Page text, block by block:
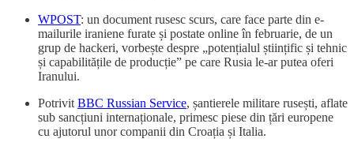
WPOST: un document rusesc scurs, care face parte din e-
mailurile iraniene furate și postate online în februarie, de un
grup de hackeri, vorbește despre „potențialul științific și tehnic
și capabilitățile de producție” pe care Rusia le-ar putea oferi
Iranului.
Potrivit BBC Russian Service, șantierele militare rusești, aflate
sub sancțiuni internaționale, primesc piese din țări europene
cu ajutorul unor companii din Croația și Italia.